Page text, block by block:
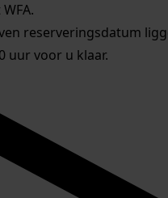
reserveringsdatum
uur voor u klaar.